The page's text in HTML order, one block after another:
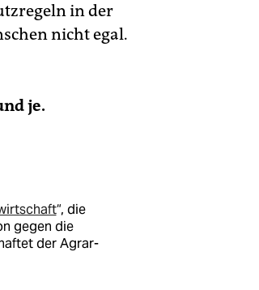
in der
nicht egal.
je.
“, die
gegen die
der Agrar­